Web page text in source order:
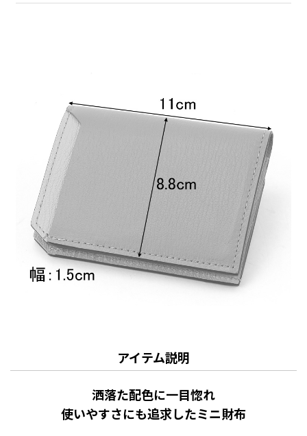
アイテム説明
洒落た配色に一目惚れ
使いやすさにも追求したミニ財布